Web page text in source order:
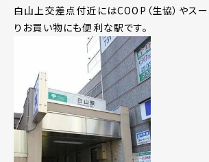
白山上交差点付近にはCOOP（生協）やス
りお買い物にも便利な駅です。